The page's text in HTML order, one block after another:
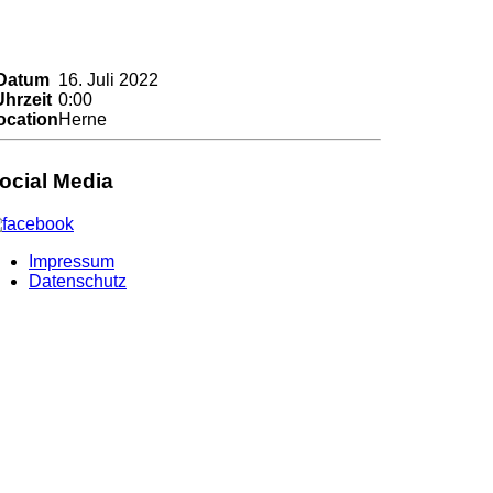
16. Juli 2022
0:00
Herne
Media
Impressum
Datenschutz